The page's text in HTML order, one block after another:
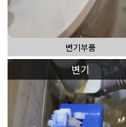
변기부품
변기